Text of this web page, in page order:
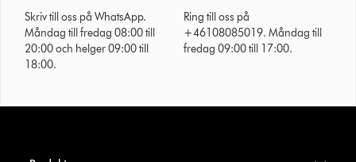
Skriv till oss på WhatsApp.
Måndag till fredag 08:00 till
20:00 och helger 09:00 till
18:00.
Ring till oss på
+46108085019. Måndag till
fredag 09:00 till 17:00.